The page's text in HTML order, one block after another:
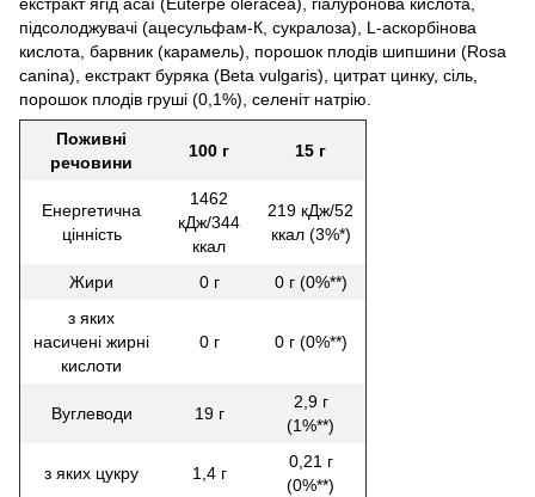
підсолоджувачі (ацесульфам-К, сукралоза), L-аскорбінова
кислота, барвник (карамель), порошок плодів шипшини (Rosa
canina), екстракт буряка (Beta vulgaris), цитрат цинку, сіль,
порошок плодів груші (0,1%), селеніт натрію.
Поживні
речовини
100 г 15 г
Енергетична
цінність
1462
кДж/344
ккал
219 кДж/52
ккал (3%*)
Жири 0 г
0 г (0%**)
з яких
насичені жирні
кислоти
0 г 0 г (0%**)
Вуглеводи 19 г
2,9 г
(1%**)
з яких цукру 1,4 г
0,21 г
(0%**)